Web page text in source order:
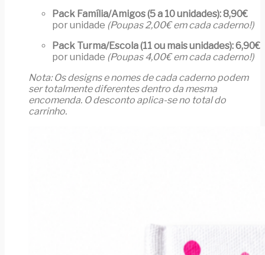
Pack Família/Amigos (5 a 10 unidades):8,90€
por unidade (Poupas 2,00€ em cada caderno!)
Pack Turma/Escola (11 ou mais unidades):6,90€
por unidade (Poupas 4,00€ em cada caderno!)
Nota: Os designs e nomes de cada caderno podem
ser totalmente diferentes dentro da mesma
encomenda. O desconto aplica-se no total do
carrinho.